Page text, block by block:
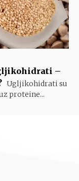
–
Ugljikohidrati su
proteine...